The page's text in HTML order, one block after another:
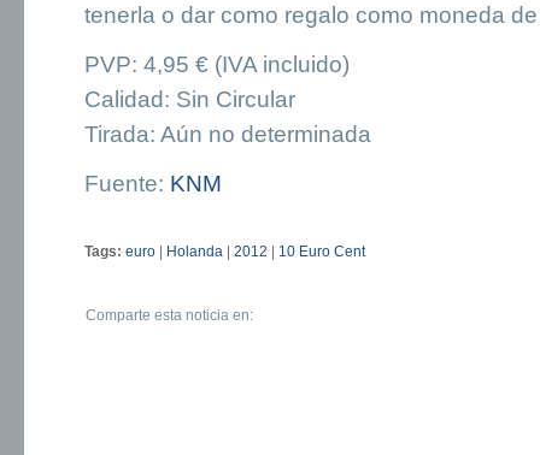
tenerla o dar como regalo como moneda
PVP: 4,95 € (IVA incluido)
Calidad: Sin Circular
Tirada: Aún no determinada
Fuente: KNM
Tags: euro Holanda 2012 10 Euro Cent
Comparte esta noticia en: